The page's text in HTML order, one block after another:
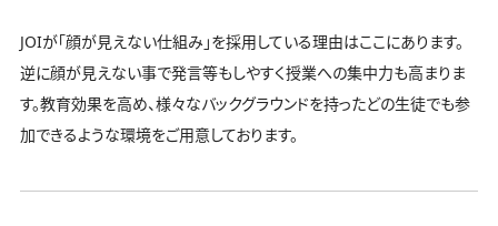
JOIが「顔が見えない仕組み」を採用している理由はここにあります。
逆に顔が見えない事で発言等もしやすく授業への集中力も高まりま
す。教育効果を高め、様々なバックグラウンドを持ったどの生徒でも参
加できるような環境をご用意しております。